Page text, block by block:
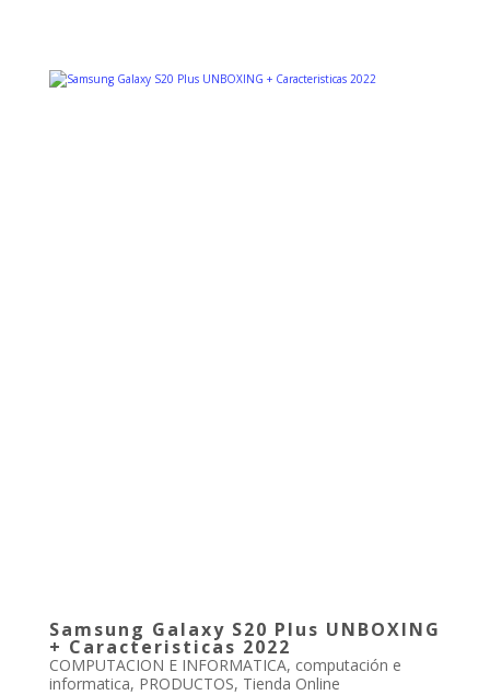
Samsung Galaxy S20 Plus UNBOXING
+ Caracteristicas 2022
COMPUTACION E INFORMATICA, computación e
informatica, PRODUCTOS, Tienda Online